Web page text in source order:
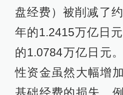
盘经费）被削减了
年的1.2415万亿日
的1.0784万亿日元
性资金虽然大幅增